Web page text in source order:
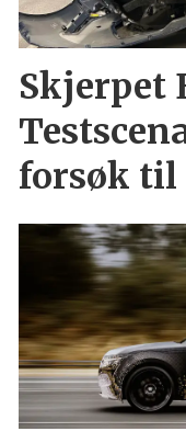
Skjerpet
forsøk til